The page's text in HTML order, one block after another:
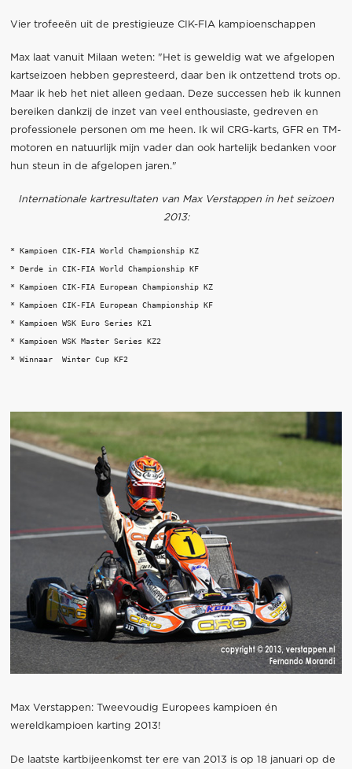
Vier trofeeën uit de prestigieuze CIK-FIA kampioenschappen
Max laat vanuit Milaan weten: "Het is geweldig wat we afgelopen
kartseizoen hebben gepresteerd, daar ben ik ontzettend trots op.
Maar ik heb het niet alleen gedaan. Deze successen heb ik kunnen
bereiken dankzij de inzet van veel enthousiaste, gedreven en
professionele personen om me heen. Ik wil CRG-karts, GFR en TM-
motoren en natuurlijk mijn vader dan ook hartelijk bedanken voor
hun steun in de afgelopen jaren."
Internationale kartresultaten van Max Verstappen in het seizoen
2013:
* Kampioen CIK-FIA World Championship KZ
* Derde in CIK-FIA World Championship KF
* Kampioen CIK-FIA European Championship KZ
* Kampioen CIK-FIA European Championship KF
* Kampioen WSK Euro Series KZ1
* Kampioen WSK Master Series KZ2
Max Verstappen: Tweevoudig Europees kampioen én
wereldkampioen karting 2013!
De laatste kartbijeenkomst ter ere van 2013 is op 18 januari op de